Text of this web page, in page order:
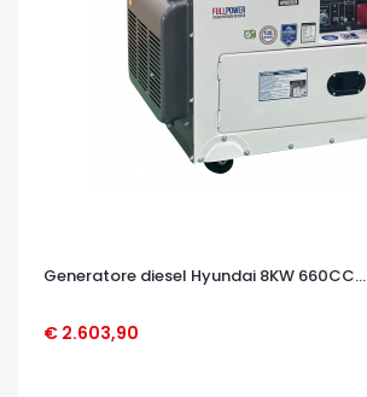
Generatore diesel Hyundai 8KW 660CC...
€ 2.603,90
OCCHIATA VELOCE